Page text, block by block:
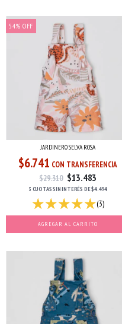
54% OFF
JARDINERO SELVA ROSA
$6.741 CON TRANSFERENCIA
$29.310 $13.483
3 CUOTASSIN INTERÉS DE$4.494
(3)
AGREGAR AL CARRITO